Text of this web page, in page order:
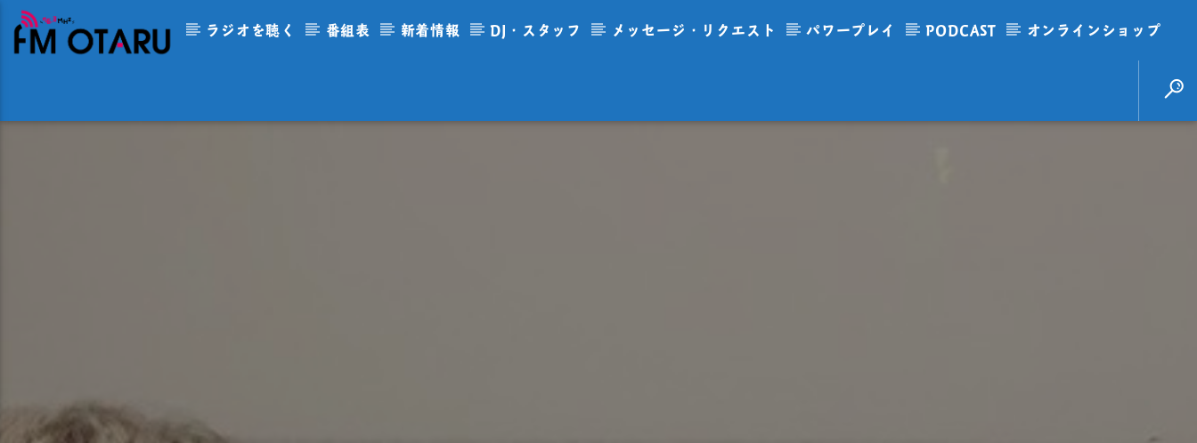
ラジオを聴く 番組表 新着情報 DJ・スタッフ メッセージ・リクエスト パワープレイ PODCAST オンラインショップ